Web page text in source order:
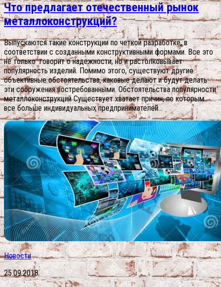
Что предлагает отечественный рынок
металлоконструкций?
Выпускаются такие конструкции по четкой разработке, в
соответствии с созданными конструктивными формами. Все это
не только говорит о надежности, но и растолковывает
популярность изделий. Помимо этого, существуют другие
объективные обстоятельства, каковые делают и будут делать
эти сооружения востребованными. Обстоятельства популярности
металлоконструкций Существует хватает причин, по которым
все больше индивидуальных предпринимателей...
Новости
25.09.2018